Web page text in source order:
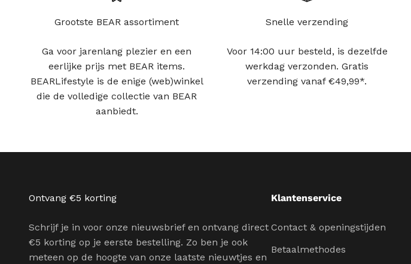
Grootste BEAR assortiment
Ga voor jarenlang plezier en een
eerlijke prijs met BEAR items.
BEARLifestyle is de enige (web)winkel
die de volledige collectie van BEAR
aanbiedt.
Snelle verzending
Voor 14:00 uur besteld, is dezelfde
werkdag verzonden. Gratis
verzending vanaf €49,99*.
Ontvang €5 korting
Schrijf je in voor onze nieuwsbrief en ontvang direct
€5 korting op je eerste bestelling. Zo ben je ook
meteen op de hoogte van onze laatste nieuwtjes en
Klantenservice
Contact & openingstijden
Betaalmethodes